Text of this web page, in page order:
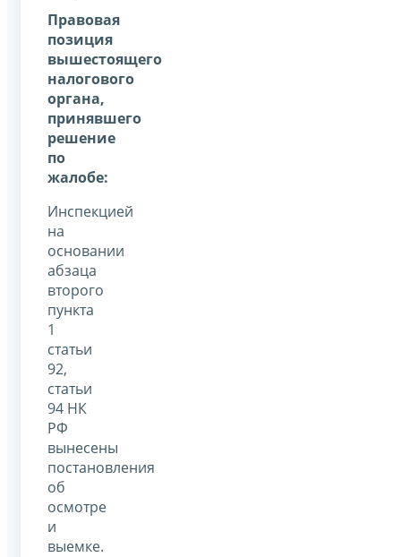
Правовая
позиция
вышестоящего
налогового
органа,
принявшего
решение
по
жалобе:
Инспекцией
на
основании
абзаца
второго
пункта
1
статьи
92,
статьи
94 НК
РФ
вынесены
постановления
об
осмотре
и
выемке.